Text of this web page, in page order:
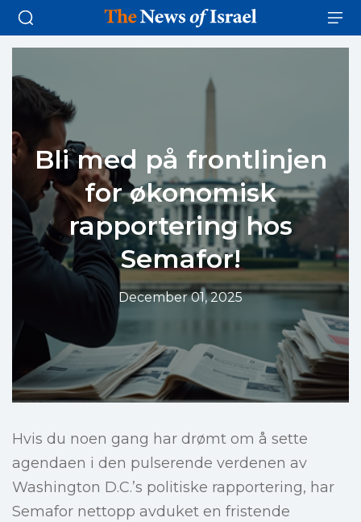
Bli med på frontlinjen
for økonomisk
rapportering hos
Semafor!
December 01, 2025
Hvis du noen gang har drømt om å sette
agendaen i den pulserende verdenen av
Washington D.C.’s politiske rapportering, har
Semafor nettopp avduket en fristende